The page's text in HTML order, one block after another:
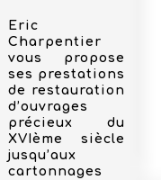
Eric
Charpentier
vous propose
ses prestations
de restauration
d’ouvrages
précieux du
XVIème siècle
jusqu’aux
cartonnages